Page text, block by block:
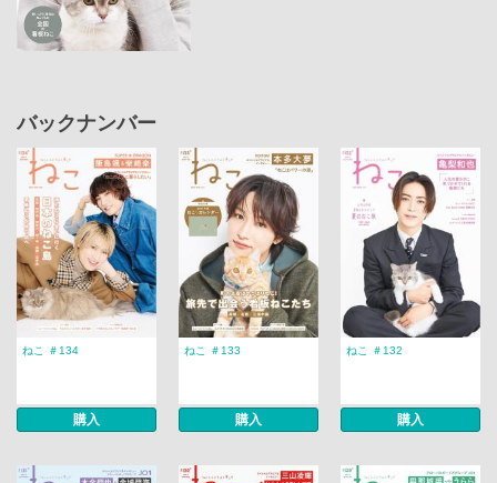
バックナンバー
ねこ ＃134
購入
ねこ ＃133
購入
ねこ ＃132
購入